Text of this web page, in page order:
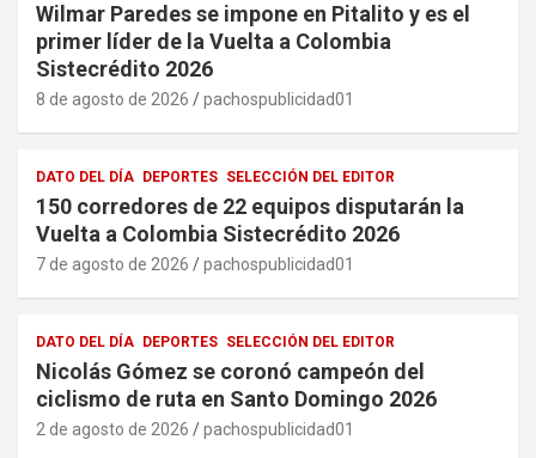
Wilmar Paredes se impone en Pitalito y es el
primer líder de la Vuelta a Colombia
Sistecrédito 2026
8 de agosto de 2026 pachospublicidad01
DATO DEL DÍA DEPORTES SELECCIÓN DEL EDITOR
150 corredores de 22 equipos disputarán la
Vuelta a Colombia Sistecrédito 2026
7 de agosto de 2026 pachospublicidad01
DATO DEL DÍA DEPORTES SELECCIÓN DEL EDITOR
Nicolás Gómez se coronó campeón del
ciclismo de ruta en Santo Domingo 2026
2 de agosto de 2026 pachospublicidad01